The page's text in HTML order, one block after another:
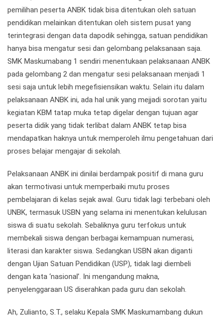
pemilihan peserta ANBK tidak bisa ditentukan oleh satuan
pendidikan melainkan ditentukan oleh sistem pusat yang
terintegrasi dengan data dapodik sehingga, satuan pendidikan
hanya bisa mengatur sesi dan gelombang pelaksanaan saja.
SMK Maskumabang 1 sendiri menentukaan pelaksanaan ANBK
pada gelombang 2 dan mengatur sesi pelaksanaan menjadi 1
sesi saja untuk lebih megefisiensikan waktu. Selain itu dalam
pelaksanaan ANBK ini, ada hal unik yang mejjadi sorotan yaitu
kegiatan KBM tatap muka tetap digelar dengan tujuan agar
peserta didik yang tidak terlibat dalam ANBK tetap bisa
mendapatkan haknya untuk memperoleh ilmu pengetahuan dari
proses belajar mengajar di sekolah.
Pelaksanaan ANBK ini dinilai berdampak positif di mana guru
akan termotivasi untuk memperbaiki mutu proses
pembelajaran di kelas sejak awal. Guru tidak lagi terbebani oleh
UNBK, termasuk USBN yang selama ini menentukan kelulusan
siswa di suatu sekolah. Sebaliknya guru terfokus untuk
membekali siswa dengan berbagai kemampuan numerasi,
literasi dan karakter siswa. Sedangkan USBN akan diganti
dengan Ujian Satuan Pendidikan (USP), tidak lagi diembeli
dengan kata ‘nasional’. Ini mengandung makna,
penyelenggaraan US diserahkan pada guru dan sekolah.
Ah, Zulianto, S.T., selaku Kepala SMK Maskumambang dukun